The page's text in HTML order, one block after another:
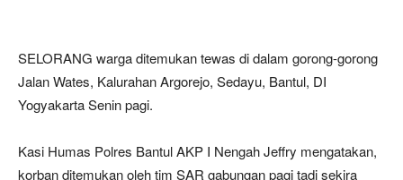
SELORANG warga ditemukan tewas di dalam gorong-gorong
Jalan Wates, Kalurahan Argorejo, Sedayu, Bantul, DI
Yogyakarta Senin pagi.
Kasi Humas Polres Bantul AKP I Nengah Jeffry mengatakan,
korban ditemukan oleh tim SAR gabungan pagi tadi sekira